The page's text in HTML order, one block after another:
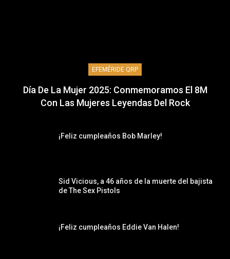
EFEMÉRIDE QRP
Día De La Mujer 2025: Conmemoramos El 8M
Con Las Mujeres Leyendas Del Rock
¡Feliz cumpleaños Bob Marley!
Sid Vicious, a 46 años de la muerte del bajista
de The Sex Pistols
¡Feliz cumpleaños Eddie Van Halen!